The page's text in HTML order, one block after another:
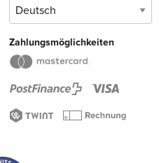
Zahlungsmöglichkeiten